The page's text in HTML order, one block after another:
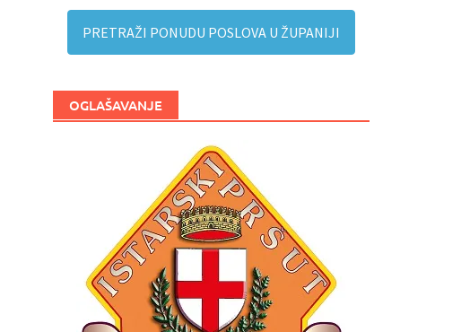
PRETRAŽI PONUDU POSLOVA U ŽUPANIJI
OGLAŠAVANJE